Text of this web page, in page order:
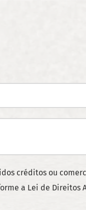
créditos ou
a Lei de Direitos